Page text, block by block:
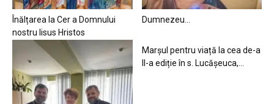
Înălțarea la Cer a Domnului
nostru Iisus Hristos
Dumnezeu…
Marșul pentru viață la cea de-a
II-a ediție în s. Lucășeuca,...